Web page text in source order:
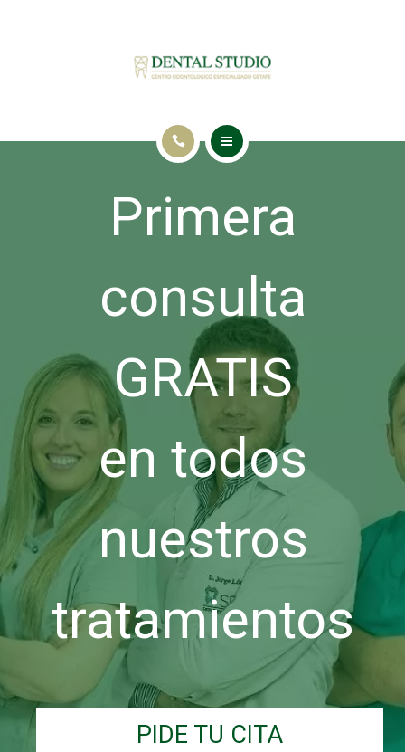
Primera
consulta
GRATIS
en todos
nuestros
tratamientos
PIDE TU CITA